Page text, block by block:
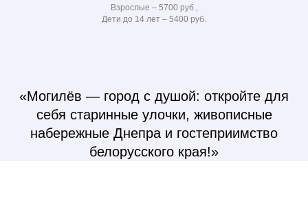
Взрослые – 5700 руб.,
Дети до 14 лет – 5400 руб.
«Могилёв — город с душой: откройте для
себя старинные улочки, живописные
набережные Днепра и гостеприимство
белорусского края!»